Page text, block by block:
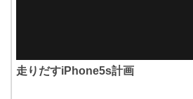
走りだすiPhone5s計画